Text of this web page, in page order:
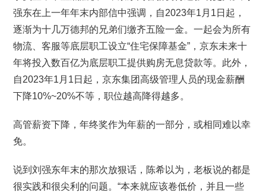
强东在上一年年末内部信中强调，自2023年1月1日起，
逐渐为十几万德邦的兄弟们缴齐五险一金。一起会为所有
物流、客服等底层职工设立“住宅保障基金”，京东未来十
年将投入数百亿为底层职工提供购房无息贷款等。此外，
自2023年1月1日起，京东集团高级管理人员的现金薪酬
下降10%~20%不等，职位越高降得越多。
高管薪资下降，年终奖作为年薪的一部分，或相同难以幸
免。
说到刘强东年末的那次放狠话，陈希以为，老板说的都是
很实践和很尖利的问题。“本来就应该卷低价，并且一些